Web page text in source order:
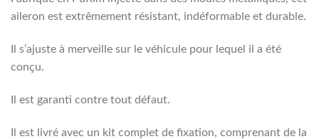
aileron est extrêmement résistant, indéformable et durable.
Il s’ajuste à merveille sur le véhicule pour lequel il a été
conçu.
Il est garanti contre tout défaut.
Il est livré avec un kit complet de fixation, comprenant de la